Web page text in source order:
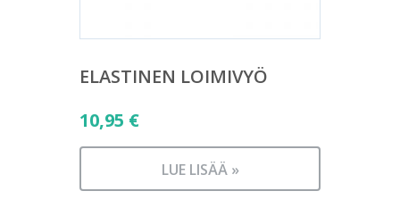
ELASTINEN LOIMIVYÖ
10,95 €
LUE LISÄÄ »